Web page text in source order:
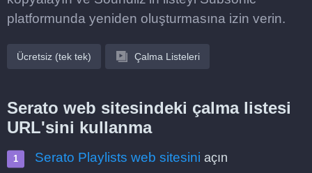
platformunda yeniden oluşturmasına izin verin.
Ücretsiz (tek tek) Çalma Listeleri
Serato web sitesindeki çalma listesi
URL'sini kullanma
Serato Playlists web sitesini açın